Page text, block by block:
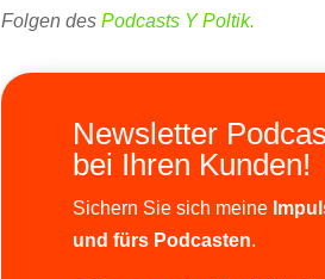
Folgen desPodcasts Y Poltik.
Newsletter
bei Ihren Kunden!
Sichern Sie sich meine
und fürs Podcasten.